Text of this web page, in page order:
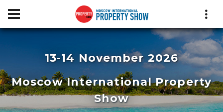
13-14 November 2026
Moscow International Property
Show